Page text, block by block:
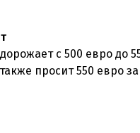
с 500 евро до
просит 550 евро за